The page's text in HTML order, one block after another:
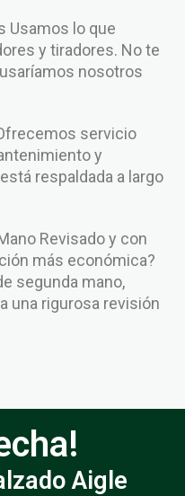
Usamos lo que
y tiradores. No te
nosotros
servicio
y
respaldada a largo
Revisado y con
más económica?
segunda mano,
una rigurosa revisión
Aigle